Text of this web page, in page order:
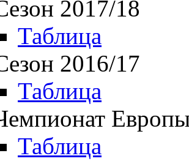
2017/18
Таблица
2016/17
Таблица
Таблица